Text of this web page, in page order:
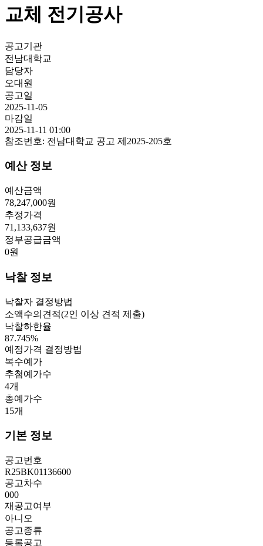
교체 전기공사
공고기관
전남대학교
담당자
오대원
공고일
2025-11-05
마감일
2025-11-11 01:00
참조번호: 전남대학교 공고 제2025-205호
예산 정보
예산금액
78,247,000원
추정가격
71,133,637원
정부공급금액
0원
낙찰 정보
낙찰자 결정방법
소액수의견적(2인 이상 견적 제출)
낙찰하한율
87.745%
예정가격 결정방법
복수예가
추첨예가수
4개
총예가수
15개
기본 정보
공고번호
R25BK01136600
공고차수
000
재공고여부
아니오
공고종류
등록공고